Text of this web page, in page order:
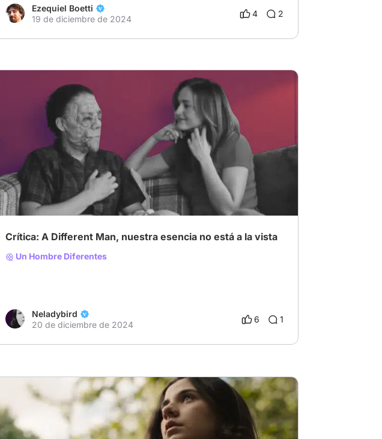
Ezequiel Boetti
19 de diciembre de 2024
4 2
# Mi selección para Diciembre # MejorActuación2024
# MejorPelícula2024
Crítica: A Different Man, nuestra esencia no está a la vista
Un Hombre Diferentes
Neladybird
20 de diciembre de 2024
6 1